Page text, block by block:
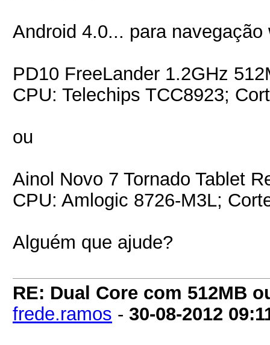
Android 4.0... para
PD10 FreeLander 1.2GHz
CPU: Telechips TCC8923;
ou
Ainol Novo 7 Tornado Tablet
CPU: Amlogic 8726-M3L;
Alguém que ajude?
RE: Dual Core com 512MB
frede.ramos - 30-08-2012